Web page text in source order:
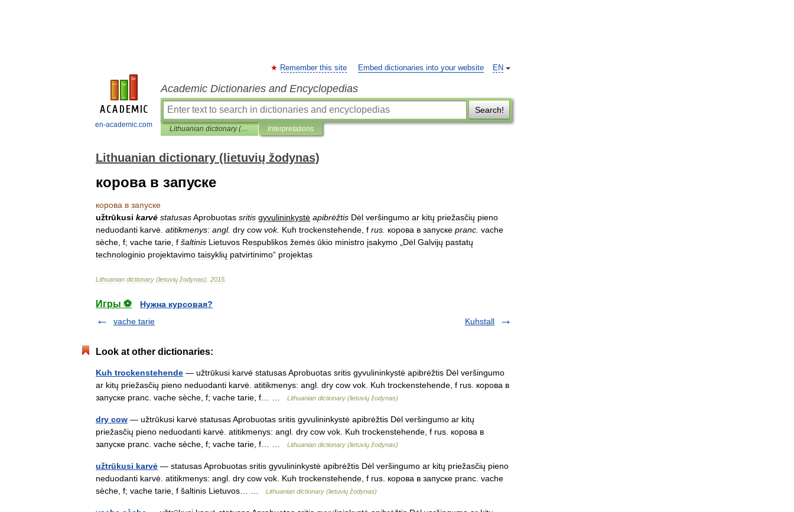
en-academic.com
EN
Remember this site Embed dictionaries into your website
Academic Dictionaries and Encyclopedias
Search!
Lithuanian dictionary (lietuvių žodynas) Interpretations
Lithuanian dictionary (lietuvių žodynas)
корова в запуске
корова в запуске
užtrūkusi karvė statusasAprobuotas sritis gyvulininkystė apibrėžtis Dėl veršingumo ar kitų priežasčių pieno
neduodanti karvė atitikmenys: angl. dry cow vok. Kuh trockenstehende f rus корова в запуске pranc vache
sèche f; vache tarie f šaltinis Lietuvos Respublikos žemės ūkio ministro įsakymo Dėl Galvijų pastatų
technologinio projektavimo taisyklių patvirtinimo“ projektas
Lithuanian dictionary (lietuvių žodynas) 2015
Игры ⚽
Нужна курсовая?
vache tarie
Kuhstall
Look at other dictionaries:
Kuh trockenstehende — užtrūkusi karvė statusas Aprobuotas sritis gyvulininkystė apibrėžtis Dėl veršingumo
ar kitų priežasčių pieno neduodanti karvė. atitikmenys: angl. dry cow vok. Kuh trockenstehende, f rus. корова в
запуске pranc. vache sèche, f; vache tarie, f… …
Lithuanian dictionary (lietuvių žodynas)
dry cow — užtrūkusi karvė statusas Aprobuotas sritis gyvulininkystė apibrėžtis Dėl veršingumo ar kitų
priežasčių pieno neduodanti karvė. atitikmenys: angl. dry cow vok. Kuh trockenstehende, f rus. корова в
запуске pranc. vache sèche, f; vache tarie, f… …
Lithuanian dictionary (lietuvių žodynas)
užtrūkusi karvė — statusas Aprobuotas sritis gyvulininkystė apibrėžtis Dėl veršingumo ar kitų priežasčių pieno
neduodanti karvė. atitikmenys: angl. dry cow vok. Kuh trockenstehende, f rus. корова в запуске pranc. vache
sèche, f; vache tarie, f šaltinis Lietuvos… …
Lithuanian dictionary (lietuvių žodynas)